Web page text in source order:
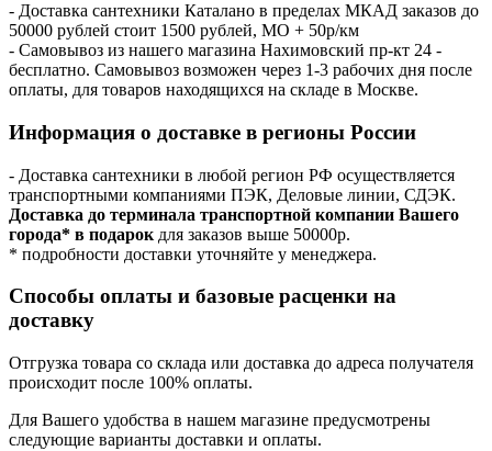
- Доставка сантехники Каталано в пределах МКАД заказов до
50000 рублей стоит 1500 рублей, МО + 50р/км
- Самовывоз из нашего магазина Нахимовский пр-кт 24 -
бесплатно. Самовывоз возможен через 1-3 рабочих дня после
оплаты, для товаров находящихся на складе в Москве.
Информация о доставке в регионы России
- Доставка сантехники в любой регион РФ осуществляется
транспортными компаниями ПЭК, Деловые линии, СДЭК.
Доставка до терминала транспортной компании Вашего
города* в подарок для заказов выше 50000р.
* подробности доставки уточняйте у менеджера.
Способы оплаты и базовые расценки на
доставку
Отгрузка товара со склада или доставка до адреса получателя
происходит после 100% оплаты.
Для Вашего удобства в нашем магазине предусмотрены
следующие варианты доставки и оплаты.